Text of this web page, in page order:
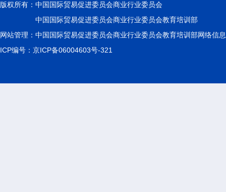
版权所有： 中国国际贸易促进委员会商业行业委员会
中国国际贸易促进委员会商业行业委员会教育培训部
网站管理：中国国际贸易促进委员会商业行业委员会教育培训部网络信
ICP编号：京ICP备06004603号-321